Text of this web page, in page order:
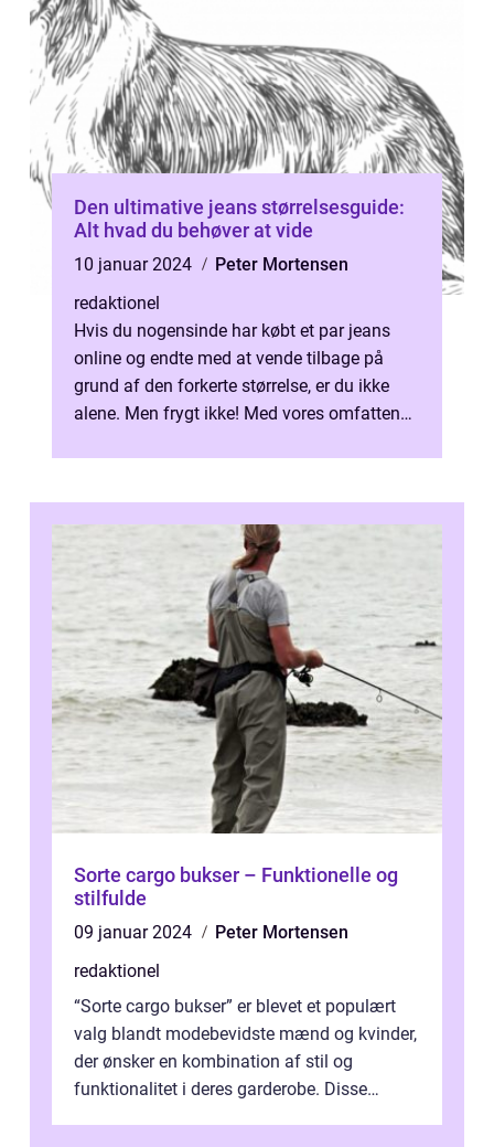
Den ultimative jeans størrelsesguide:
Alt hvad du behøver at vide
10 januar 2024
Peter Mortensen
redaktionel
Hvis du nogensinde har købt et par jeans
online og endte med at vende tilbage på
grund af den forkerte størrelse, er du ikke
alene. Men frygt ikke! Med vores omfattende
Sorte cargo bukser – Funktionelle og
stilfulde
09 januar 2024
Peter Mortensen
redaktionel
“Sorte cargo bukser” er blevet et populært
valg blandt modebevidste mænd og kvinder,
der ønsker en kombination af stil og
funktionalitet i deres garderobe. Disse